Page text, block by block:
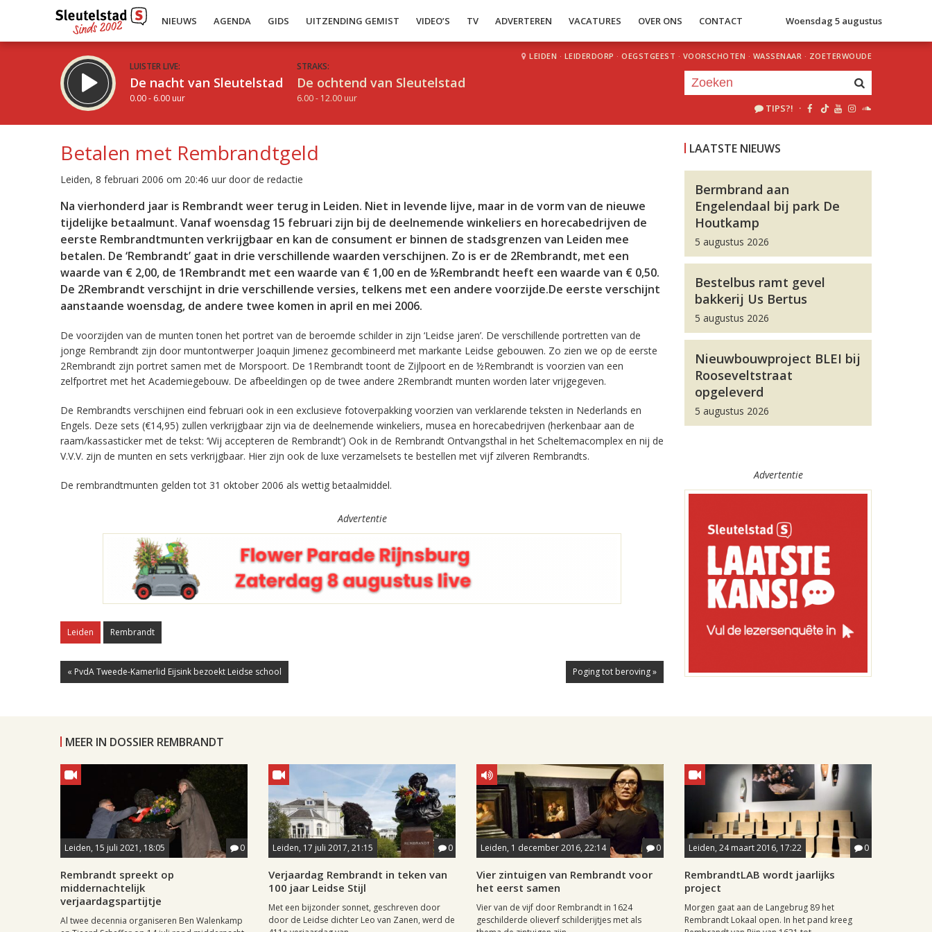
NIEUWS AGENDA GIDS UITZENDING GEMIST VIDEO’S TV ADVERTEREN VACATURES OVER ONS CONTACT Woensdag 5 augustus
LUISTER LIVE:
De nacht van Sleutelstad
0.00 - 6.00 uur
STRAKS:
De ochtend van Sleutelstad
6.00 - 12.00 uur
LEIDEN · LEIDERDORP · OEGSTGEEST · VOORSCHOTEN · WASSENAAR · ZOETERWOUDE
TIPS?! ·
Inklappen
Betalen met Rembrandtgeld
Leiden, 8 februari 2006 om 20:46 uur door de redactie
Na vierhonderd jaar is Rembrandt weer terug in Leiden. Niet in levende lijve, maar in de vorm van de nieuwe
tijdelijke betaalmunt. Vanaf woensdag 15 februari zijn bij de deelnemende winkeliers en horecabedrijven de
eerste Rembrandt­munten verkrijgbaar en kan de consument er binnen de stadsgrenzen van Leiden mee
betalen. De ‘Rembrandt’ gaat in drie verschillende waarden verschijnen. Zo is er de 2Rembrandt, met een
waarde van € 2,00, de 1Rembrandt met een waarde van € 1,00 en de ½Rembrandt heeft een waarde van € 0,50.
De 2Rembrandt verschijnt in drie verschillende versies, telkens met een andere voorzijde.De eerste verschijnt
aanstaande woensdag, de andere twee komen in april en mei 2006.
De voorzijden van de munten tonen het portret van de beroemde schilder in zijn ‘Leidse jaren’. De verschillende portretten van de
jonge Rembrandt zijn door muntontwerper Joaquin Jimenez gecombineerd met markante Leidse gebouwen. Zo zien we op de eerste
2Rembrandt zijn portret samen met de Morspoort. De 1Rembrandt toont de Zijlpoort en de ½Rembrandt is voorzien van een
zelfportret met het Academiegebouw. De afbeeldingen op de twee andere 2Rembrandt munten worden later vrijgegeven.
De Rembrandts verschijnen eind februari ook in een exclusieve fotoverpakking voorzien van verklarende teksten in Nederlands en
Engels. Deze sets (€14,95) zullen verkrijgbaar zijn via de deelnemende winkeliers, musea en horecabedrijven (herkenbaar aan de
raam/kassasticker met de tekst: ‘Wij accepteren de Rembrandt’) Ook in de Rembrandt Ontvangsthal in het Scheltemacomplex en nij de
V.V.V. zijn de munten en sets verkrijgbaar. Hier zijn ook de luxe verzamelsets te bestellen met vijf zilveren Rembrandts.
De rembrandtmunten gelden tot 31 oktober 2006 als wettig betaalmiddel.
Advertentie
Leiden Rembrandt
« PvdA Tweede-Kamerlid Eijsink bezoekt Leidse school Poging tot beroving »
LAATSTE NIEUWS
Bermbrand aan
Engelendaal bij park De
Houtkamp
5 augustus 2026
Bestelbus ramt gevel
bakkerij Us Bertus
5 augustus 2026
Nieuwbouwproject BLEI bij
Rooseveltstraat
opgeleverd
5 augustus 2026
Advertentie
MEER IN DOSSIER REMBRANDT
Leiden, 15 juli 2021, 18:05 0
Rembrandt spreekt op
middernachtelijk
verjaardagspartijtje
Al twee decennia organiseren Ben Walenkamp
Leiden, 17 juli 2017, 21:15 0
Verjaardag Rembrandt in teken van
100 jaar Leidse Stijl
Met een bijzonder sonnet, geschreven door
door de Leidse dichter Leo van Zanen, werd de
Leiden, 1 december 2016, 22:14 0
Vier zintuigen van Rembrandt voor
het eerst samen
Vier van de vijf door Rembrandt in 1624
geschilderde olieverf schilderijtjes met als
Leiden, 24 maart 2016, 17:22 0
RembrandtLAB wordt jaarlijks
project
Morgen gaat aan de Langebrug 89 het
Rembrandt Lokaal open. In het pand kreeg